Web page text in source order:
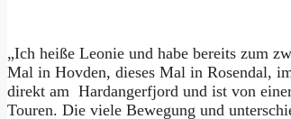
„Ich heiße Leonie und habe bereits zum
Mal in Hovden, dieses Mal in Rosendal,
direkt am Hardangerfjord und ist von
Touren. Die viele Bewegung und